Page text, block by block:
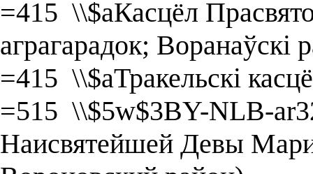
=415 \\$aКасцёл
аграгарадок; Воранаўскі
=415 \\$aТракельскі
=515 \\$5w$3BY-NLB-
Наисвятейшей Девы